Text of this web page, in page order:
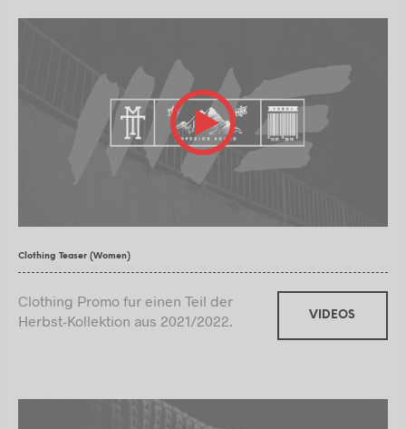
Clothing Teaser (Women)
Clothing Promo fur einen Teil der
Herbst-Kollektion aus 2021/2022.
VIDEOS